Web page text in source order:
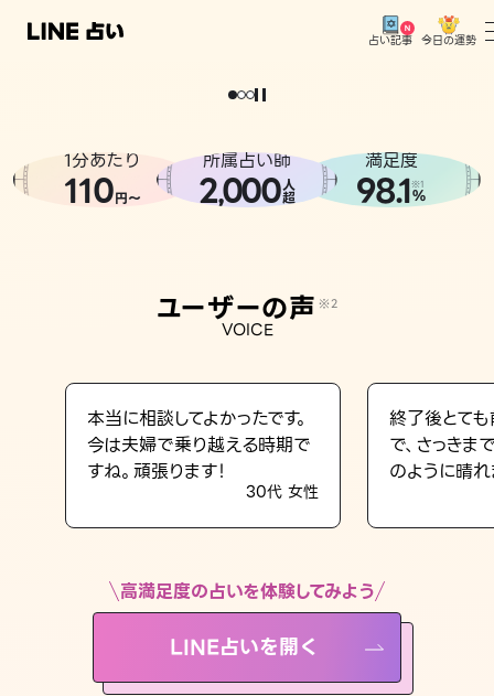
占い記事 今日の運勢
相談事例
LINE占いを開く
※LINEアプリ内のサービスページへ遷移します
どうせなら
。
1分あたり
110円〜
所属占い師
2,000人
超
満足度
98.1※1
%
ユーザーの声 ※2
VOICE
本当に相談してよかったです。
今は夫婦で乗り越える時期で
すね。頑張ります！
30代 女性
終了後とて
で、さっき
のように晴れ
高満足度の占いを体験してみよう
LINE占いを開く